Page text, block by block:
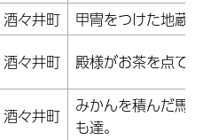
酒々井町
甲冑をつけた地蔵
酒々井町 殿様がお茶を点て
酒々井町
みかんを積んだ馬
も達。